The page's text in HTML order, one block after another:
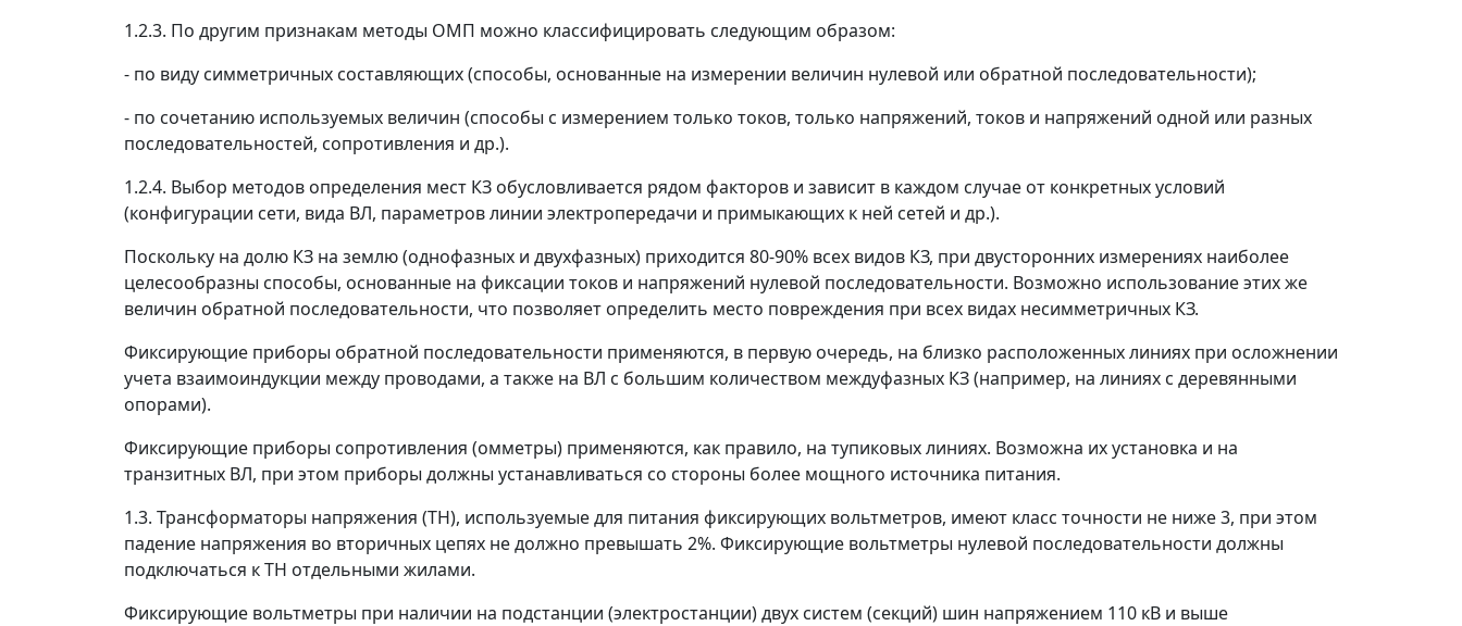
1.2.3. По другим признакам методы ОМП можно классифицировать следующим образом:
- по виду симметричных составляющих (способы, основанные на измерении величин нулевой или обратной последовательности);
- по сочетанию используемых величин (способы с измерением только токов, только напряжений, токов и напряжений одной или разных
последовательностей, сопротивления и др.).
1.2.4. Выбор методов определения мест КЗ обусловливается рядом факторов и зависит в каждом случае от конкретных условий
(конфигурации сети, вида ВЛ, параметров линии электропередачи и примыкающих к ней сетей и др.).
Поскольку на долю КЗ на землю (однофазных и двухфазных) приходится 80-90% всех видов КЗ, при двусторонних измерениях наиболее
целесообразны способы, основанные на фиксации токов и напряжений нулевой последовательности. Возможно использование этих же
величин обратной последовательности, что позволяет определить место повреждения при всех видах несимметричных КЗ.
Фиксирующие приборы обратной последовательности применяются, в первую очередь, на близко расположенных линиях при осложнении
учета взаимоиндукции между проводами, а также на ВЛ с большим количеством междуфазных КЗ (например, на линиях с деревянными
опорами).
Фиксирующие приборы сопротивления (омметры) применяются, как правило, на тупиковых линиях. Возможна их установка и на
транзитных ВЛ, при этом приборы должны устанавливаться со стороны более мощного источника питания.
1.3. Трансформаторы напряжения (ТН), используемые для питания фиксирующих вольтметров, имеют класс точности не ниже 3, при этом
падение напряжения во вторичных цепях не должно превышать 2%. Фиксирующие вольтметры нулевой последовательности должны
подключаться к ТН отдельными жилами.
Фиксирующие вольтметры при наличии на подстанции (электростанции) двух систем (секций) шин напряжением 110 кВ и выше